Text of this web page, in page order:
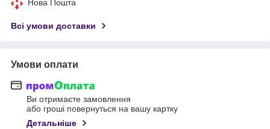
Нова Пошта
Всі умови доставки
Умови оплати
Ви отримаєте замовлення
або гроші повернуться на вашу картку
Детальніше